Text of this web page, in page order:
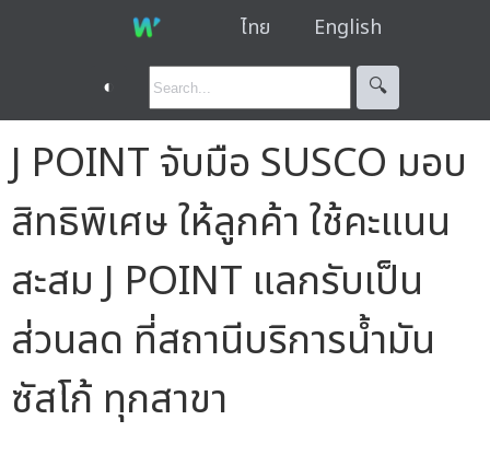
ไทย English
◐ 🔍︎
J POINT จับมือ SUSCO มอบ
สิทธิพิเศษ ให้ลูกค้า ใช้คะแนน
สะสม J POINT แลกรับเป็น
ส่วนลด ที่สถานีบริการน้ำมัน
ซัสโก้ ทุกสาขา